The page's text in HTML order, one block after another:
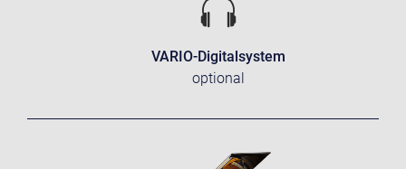
VARIO-Digitalsystem
optional